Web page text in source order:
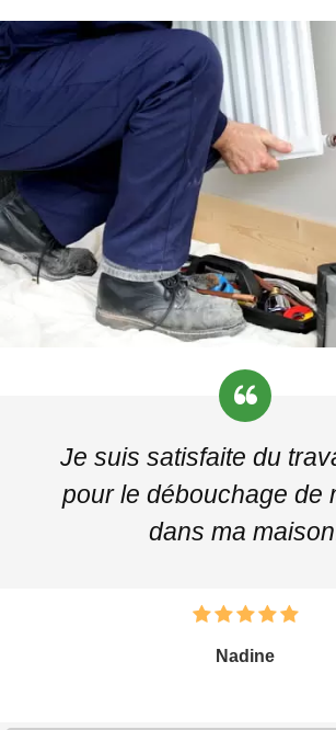
Je suis satisfaite du
pour le débouchage de
dans ma
Nadine